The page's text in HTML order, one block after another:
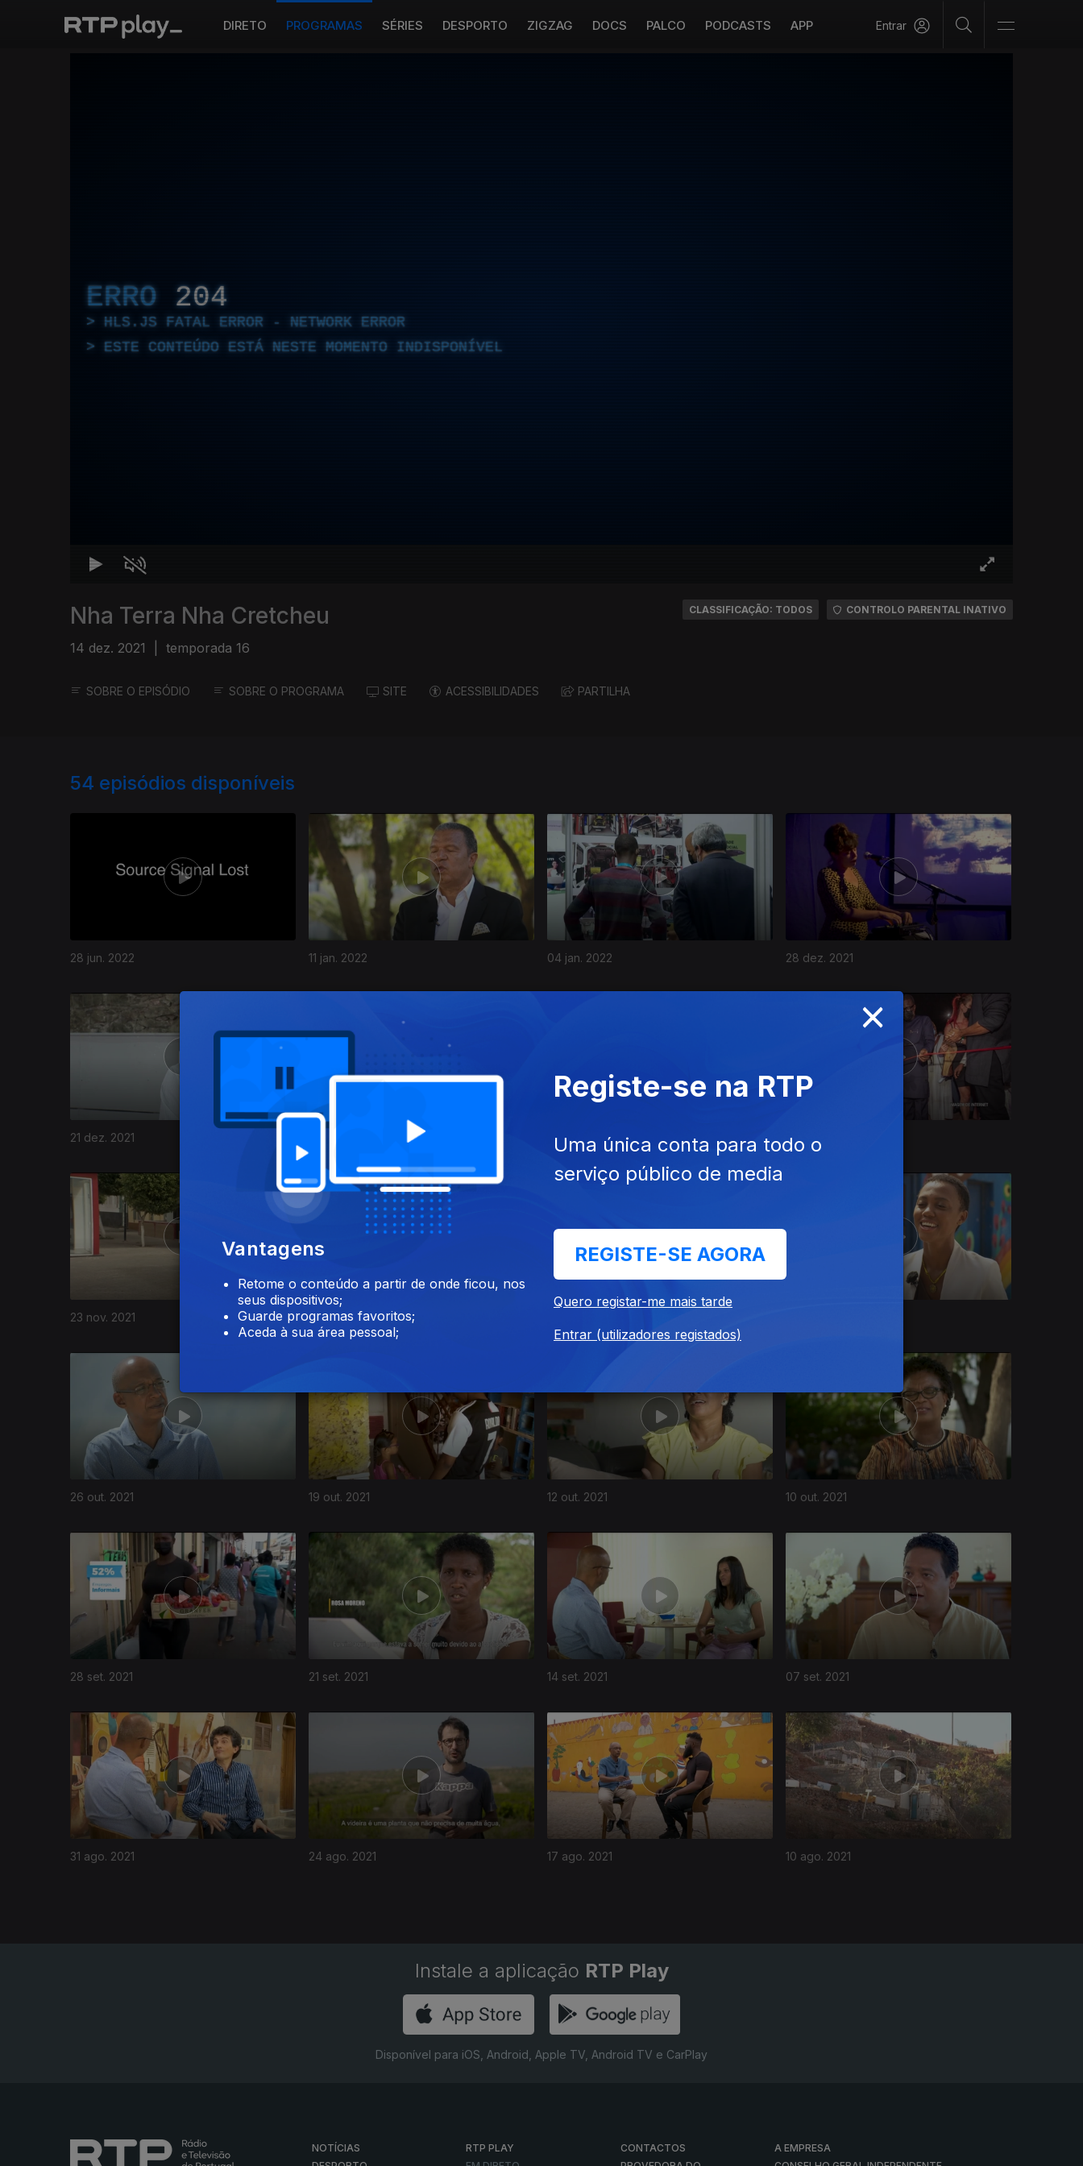
DIRETO PROGRAMAS SÉRIES DESPORTO ZIGZAG DOCS PALCO PODCASTS APP Entrar
ERRO 204
HLS.JS FATAL ERROR - NETWORK ERROR
ESTE CONTEÚDO ESTÁ NESTE MOMENTO INDISPONÍVEL
Nha Terra Nha Cretcheu
14 dez. 2021 temporada 16
CLASSIFICAÇÃO: TODOS CONTROLO PARENTAL INATIVO
SOBRE O EPISÓDIO SOBRE O PROGRAMA SITE ACESSIBILIDADES PARTILHA
54 episódios disponíveis
28 jun. 2022 11 jan. 2022 04 jan. 2022 28 dez. 2021
21 dez. 2021 07 dez. 2021 30 nov. 2021
23 nov. 2021 16 nov. 2021
576968
26 out. 2021 19 out. 2021 12 out. 2021 10 out. 2021
28 set. 2021 21 set. 2021 14 set. 2021 07 set. 2021
31 ago. 2021 24 ago. 2021 17 ago. 2021 10 ago. 2021
562221
Instale a aplicação RTP Play
Disponível para iOS, Android, Apple TV, Android TV e CarPlay
NOTÍCIAS
RTP PLAY
CONTACTOS
A EMPRESA
×
Vantagens
Retome o conteúdo a partir de onde ficou, nos
seus dispositivos;
Guarde programas favoritos;
Aceda à sua área pessoal;
Registe-se na RTP
Uma única conta para todo o
serviço público de media
REGISTE-SE AGORA
Quero registar-me mais tarde
Entrar (utilizadores registados)